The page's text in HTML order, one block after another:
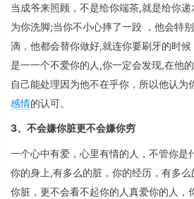
当成爷来照顾，不是给你端茶,就是给你
为你洗脚;当你不小心摔了一跤 ，他会特
滴，他都会替你做好,就连你要刷牙的时
是一一个不爱你的人,你一定会发现,在他
自己能处理因为他不在乎你，所以他认为
感情的认可。
3、不会嫌你脏更不会嫌你穷
一个心中有爱，心里有情的人，不管你是
你的身上,有多么的脏，你的经历，有多
你脏，更不会看不起你的人真爱你的人，